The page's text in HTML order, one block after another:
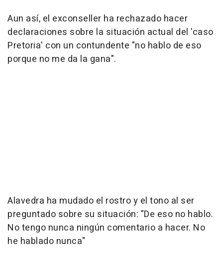
Aun así, el exconseller ha rechazado hacer
declaraciones sobre la situación actual del 'caso
Pretoria' con un contundente "no hablo de eso
porque no me da la gana".
Alavedra ha mudado el rostro y el tono al ser
preguntado sobre su situación: "De eso no hablo.
No tengo nunca ningún comentario a hacer. No
he hablado nunca"